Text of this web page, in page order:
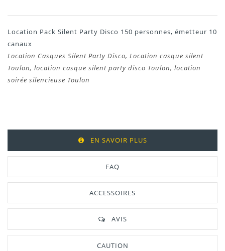
Location Pack Silent Party Disco 150 personnes, émetteur 10
canaux
Location Casques Silent Party Disco, Location casque silent
Toulon, location casque silent party disco Toulon, location
soirée silencieuse Toulon
EN SAVOIR PLUS
FAQ
ACCESSOIRES
AVIS
CAUTION